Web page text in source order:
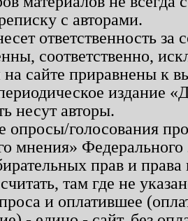
с авторами.
ответственность
соответственно,
сайте приравнены к
издание
несут авторы.
опросы/голосования
мнения»
прав и
там где не
и оплатившее